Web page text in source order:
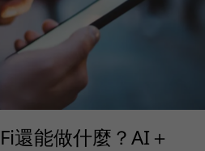
還能做什麼？AI＋